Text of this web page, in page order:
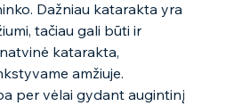
Dažniau katarakta yra
tačiau gali būti ir
katarakta,
amžiuje.
per vėlai gydant augintinį